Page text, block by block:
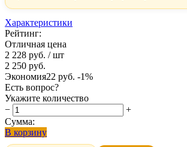
Характеристики
Рейтинг:
Отличная цена
2 228 руб. / шт
2 250 руб.
Экономия22 руб. -1%
Есть вопрос?
Укажите количество
−
+
Сумма:
В корзину